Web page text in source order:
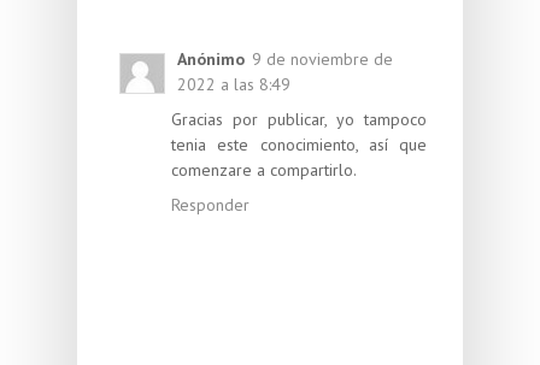
Anónimo 9 de noviembre de
2022 a las 8:49
Gracias por publicar, yo tampoco
tenia este conocimiento, así que
comenzare a compartirlo.
Responder